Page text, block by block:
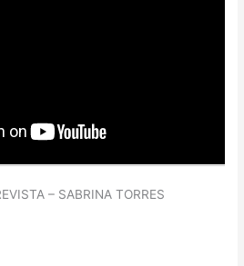
– SABRINA TORRES